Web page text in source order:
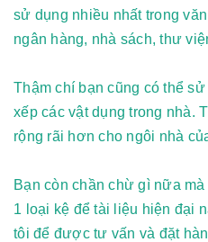
sử dụng nhiều nhất trong
ngân hàng, nhà sách, thư
Thậm chí bạn cũng có thể sử
xếp các vật dụng trong nhà.
rộng rãi hơn cho ngôi nhà
Bạn còn chần chừ gì nữa
1 loại kệ để tài liệu hiện đại
tôi để được tư vấn và đặt